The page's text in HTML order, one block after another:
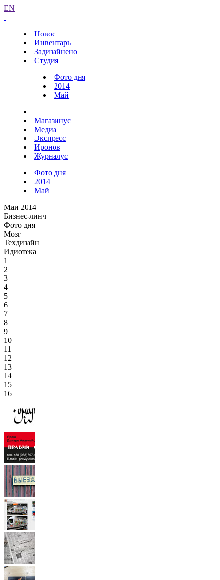
EN
Новое
Инвентарь
Задизайнено
Студия
Фото дня
2014
Май
Магазинус
Медиа
Экспресс
Иронов
Журналус
Фото дня
2014
Май
Май 2014
Бизнес-линч
Фото дня
Мозг
Техдизайн
Идиотека
1
2
3
4
5
6
7
8
9
10
11
12
13
14
15
16